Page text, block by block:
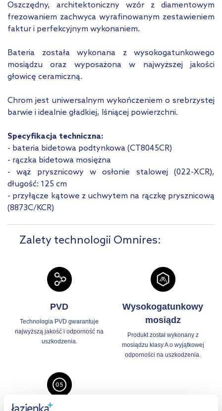
Oszczędny, architektoniczny wzór z diamentowym
frezowaniem zachwyca wyrafinowanym zestawieniem
faktur i perfekcyjnym wykonaniem.
Bateria została wykonana z wysokogatunkowego
mosiądzu oraz wyposażona w najwyższej jakości
głowicę ceramiczną.
Chrom jest uniwersalnym wykończeniem o srebrzystej
barwie i idealnie gładkiej, lśniącej powierzchni.
Specyfikacja techniczna:
- bateria bidetowa podtynkowa (CT8045CR)
- rączka bidetowa mosiężna
- wąż prysznicowy w osłonie stalowej (022-XCR),
długość: 125 cm
- przyłącze kątowe z uchwytem na rączkę prysznicową
(8873C/KCR)
Zalety technologii Omnires:
PVD
Technologia PVD gwarantuje
najwyższą jakość i odporność na
uszkodzenia.
Wysokogatunkowy
mosiądz
Produkt został wykonany z
mosiądzu klasy A o wyjątkowej
odporności na uszkodzenia.